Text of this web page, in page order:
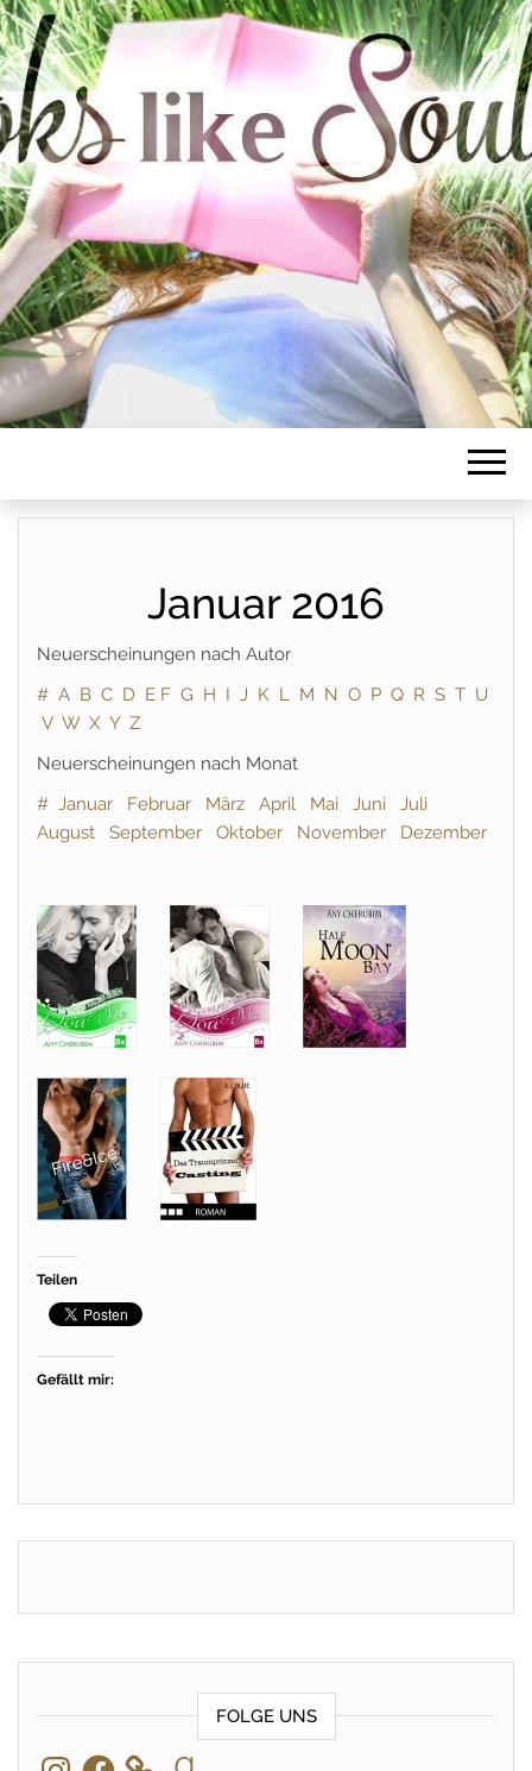
BOOKS LIKE
SOULMATE
Januar 2016
Neuerscheinungen nach Autor
# A B C D E F G H I J K L M N O P Q R S T U
V W X Y Z
Neuerscheinungen nach Monat
# Januar Februar März April Mai Juni
Juli
August
September Oktober November Dezember
Teilen
Gefällt mir:
FOLGE UNS
InstagramFacebook Goodreads